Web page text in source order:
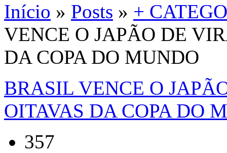
Início » Posts » +
VENCE O JAPÃO DE
DA COPA DO MUNDO
BRASIL VENCE O
OITAVAS DA COPA DO
357